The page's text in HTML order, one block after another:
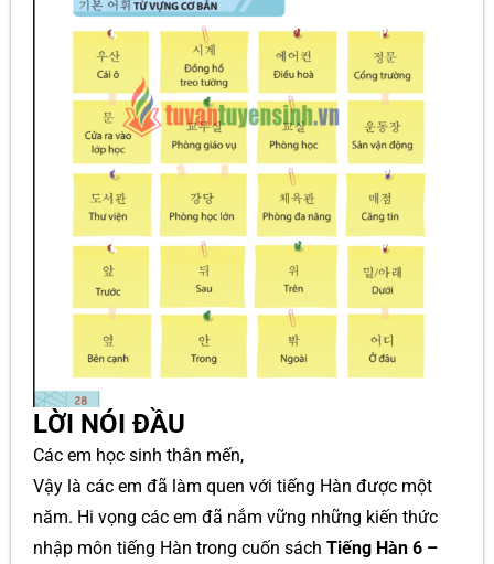
LỜI NÓI ĐẦU
Các em học sinh thân mến,
Vậy là các em đã làm quen với tiếng Hàn được một
năm. Hi vọng các em đã nắm vững những kiến thức
nhập môn tiếng Hàn trong cuốn sách Tiếng Hàn 6 –